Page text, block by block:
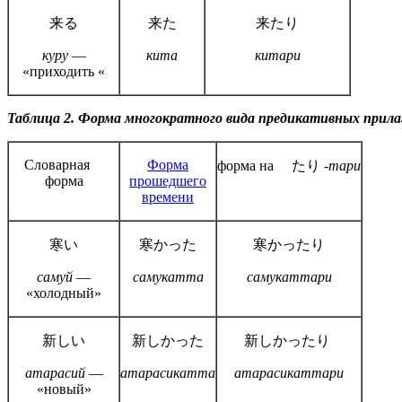
来る
куру —
«приходить «
来た
кита
来たり
китари
Таблица 2. Форма многократного вида предикативных
Словарная
форма
Форма
прошедшего
времени
форма на たり -тари
寒い
самуй —
«холодный»
寒かった
самукатта
寒かったり
самукаттари
新しい
атарасий—
«новый»
新しかった
атарасикатта
新しかったり
атарасикаттари